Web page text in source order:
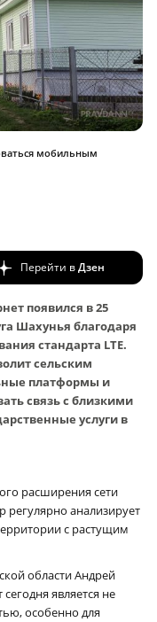
мобильным
Перейти вДзен
появился в 25
Шахунья благодаря
стандарта LTE.
сельским
платформы и
связь с близкими
услуги в
расширения сети
анализирует
с растущим
области Андрей
является не
особенно для